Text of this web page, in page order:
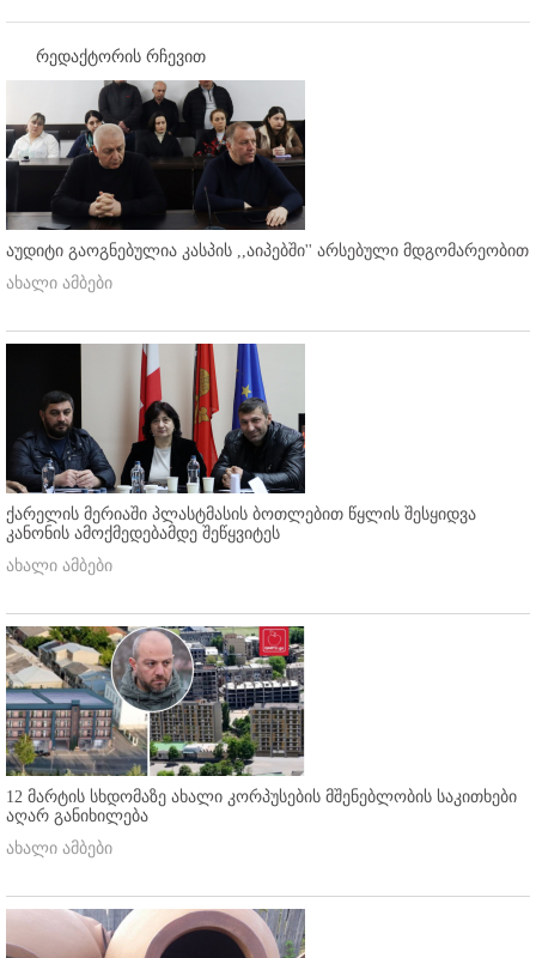
რედაქტორის რჩევით
აუდიტი გაოგნებულია კასპის ,,აიპებში'' არსებული მდგომარეობით
ახალი ამბები
ქარელის მერიაში პლასტმასის ბოთლებით წყლის შესყიდვა
კანონის ამოქმედებამდე შეწყვიტეს
ახალი ამბები
12 მარტის სხდომაზე ახალი კორპუსების მშენებლობის საკითხები
აღარ განიხილება
ახალი ამბები